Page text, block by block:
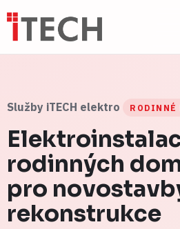
Služby iTECH elektro RODINNÉ
rodinných
pro
rekonstrukce